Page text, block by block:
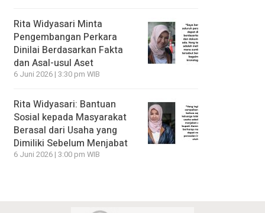
Rita Widyasari Minta
Pengembangan Perkara
Dinilai Berdasarkan Fakta
dan Asal-usul Aset
6 Juni 2026 | 3:30 pm WIB
Rita Widyasari: Bantuan
Sosial kepada Masyarakat
Berasal dari Usaha yang
Dimiliki Sebelum Menjabat
6 Juni 2026 | 3:00 pm WIB